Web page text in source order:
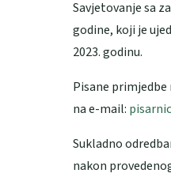
Savjetovanje sa
godine, koji je
2023. godinu.
Pisane
na e-mail:
Sukladno
nakon